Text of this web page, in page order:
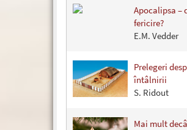
Apocalipsa –
fericire?
E.M. Vedder
Prelegeri
întâlnirii
S. Ridout
Mai mult